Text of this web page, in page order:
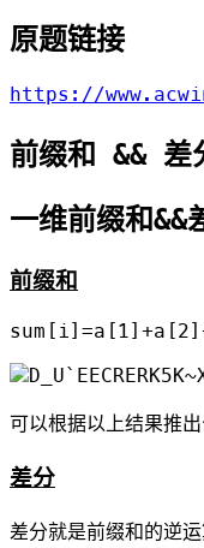
原题链接
https://
前缀和 && 差
一维前缀和&&
前缀和
可以根据以上结果推
差分
差分就是前缀和的逆